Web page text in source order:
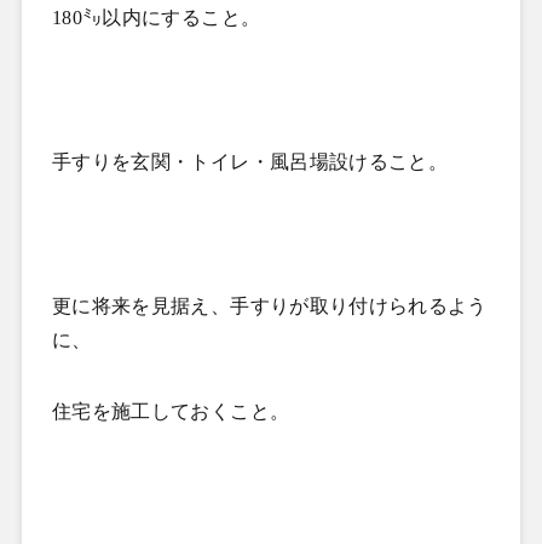
180㍉以内にすること。
手すりを玄関・トイレ・風呂場設けること。
更に将来を見据え、手すりが取り付けられるよう
に、
住宅を施工しておくこと。